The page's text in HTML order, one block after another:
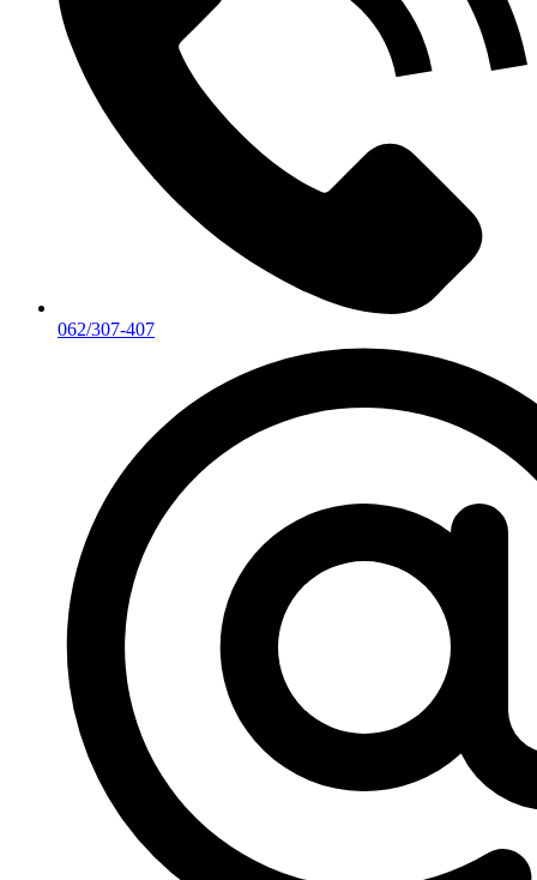
062/307-407